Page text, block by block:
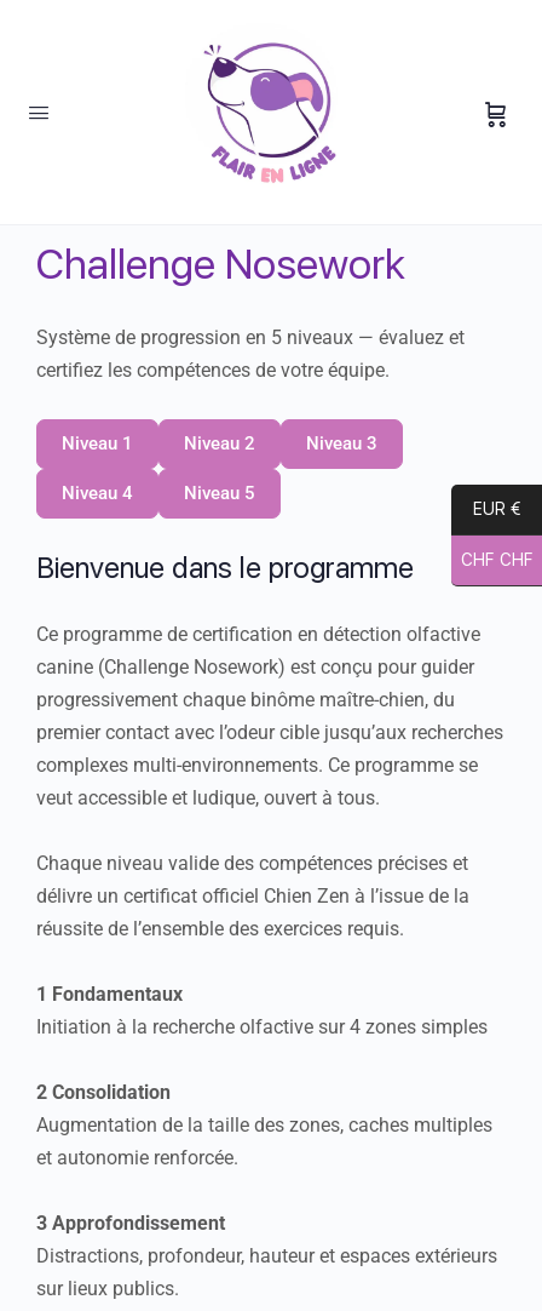
Challenge Nosework
Challenge Nosework
Système de progression en 5 niveaux — évaluez et
certifiez les compétences de votre équipe.
Niveau 1 Niveau 2 Niveau 3
Niveau 4 Niveau 5
Bienvenue dans le programme
Ce programme de certification en détection olfactive
canine (Challenge Nosework) est conçu pour guider
progressivement chaque binôme maître-chien, du
premier contact avec l’odeur cible jusqu’aux recherches
complexes multi-environnements. Ce programme se
veut accessible et ludique, ouvert à tous.
Chaque niveau valide des compétences précises et
délivre un certificat officiel Chien Zen à l’issue de la
réussite de l’ensemble des exercices requis.
1 Fondamentaux
Initiation à la recherche olfactive sur 4 zones simples
2 Consolidation
Augmentation de la taille des zones, caches multiples
et autonomie renforcée.
3 Approfondissement
Distractions, profondeur, hauteur et espaces extérieurs
sur lieux publics.
EUR €
CHF CHF